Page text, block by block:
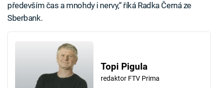
především čas a mnohdy i nervy,“ říká Radka Černá ze
Sberbank.
Topi Pigula
redaktor FTV Prima